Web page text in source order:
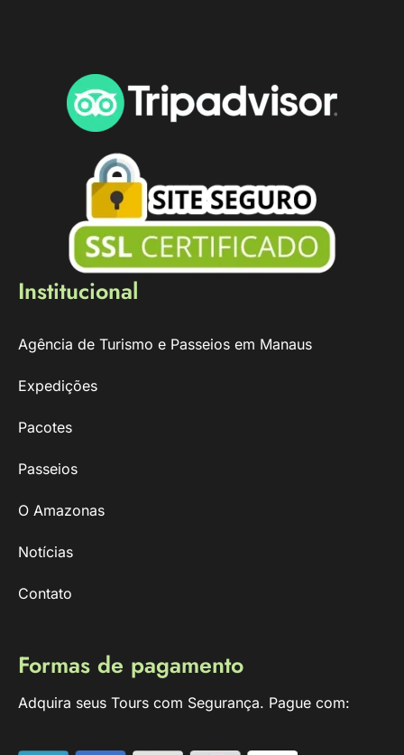
Institucional
Agência de Turismo e Passeios em Manaus
Expedições
Pacotes
Passeios
O Amazonas
Notícias
Contato
Formas de pagamento
Adquira seus Tours com Segurança. Pague com: